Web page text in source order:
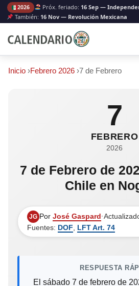
2026 Próx. feriado: 16 Sep —
También: 16 Nov — Revolución Mexicana
Inicio ›Febrero 2026 ›7 de Febrero
7
FEBRERO
2026
7 de Febrero de
Chile en
JG Por José Gaspard·
Fuentes: DOF LFT Art. 74
RESPUESTA
El sábado 7 de febrero de